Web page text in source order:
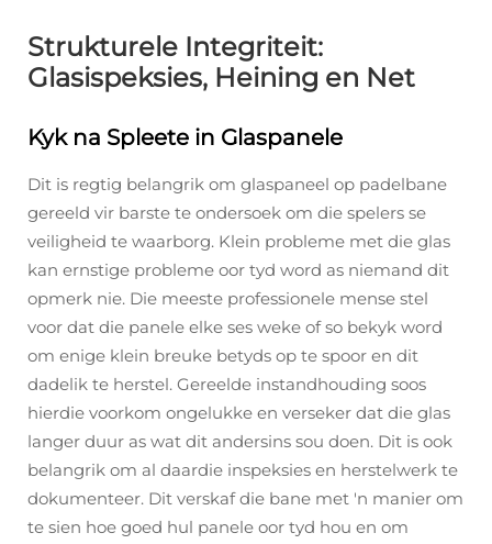
Strukturele Integriteit:
Glasispeksies, Heining en Net
Kyk na Spleete in Glaspanele
Dit is regtig belangrik om glaspaneel op padelbane
gereeld vir barste te ondersoek om die spelers se
veiligheid te waarborg. Klein probleme met die glas
kan ernstige probleme oor tyd word as niemand dit
opmerk nie. Die meeste professionele mense stel
voor dat die panele elke ses weke of so bekyk word
om enige klein breuke betyds op te spoor en dit
dadelik te herstel. Gereelde instandhouding soos
hierdie voorkom ongelukke en verseker dat die glas
langer duur as wat dit andersins sou doen. Dit is ook
belangrik om al daardie inspeksies en herstelwerk te
dokumenteer. Dit verskaf die bane met 'n manier om
te sien hoe goed hul panele oor tyd hou en om